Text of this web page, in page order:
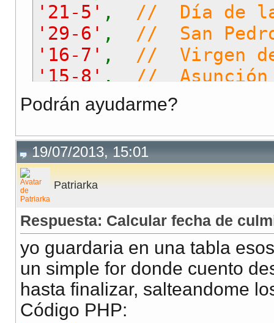
'21-5' , // Día de
'29-6' , // San
'16-7' , // Virgen
'15-8' , //
'18-9',// Día de la
'19-9'
'12-10',//
'31-10',// Día
'1-11',// Día de
'8-12'
'13-12',//
'25-12',//
);
}
Podrán ayudarme?
19/07/2013, 15:01
Patriarka
Respuesta: Calcular fecha de
yo guardaria en una tabla
un simple for donde cuento
hasta finalizar, salteandome
Código PHP: